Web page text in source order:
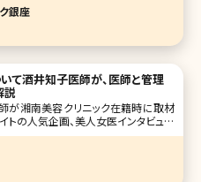
ダウンタイムが短いなど、さまざまな
ているコンデンスリッチ豊胸がどんな
銀座
て酒井知子医師が、医師と管理
説
が湘南美容クリニック在籍時に取材
トの人気企画、美人女医インタビュー
いて興味深いお話をしてくださった
は医師、管理栄養士として両方の観点
いて掘り下げてお話を伺いました。